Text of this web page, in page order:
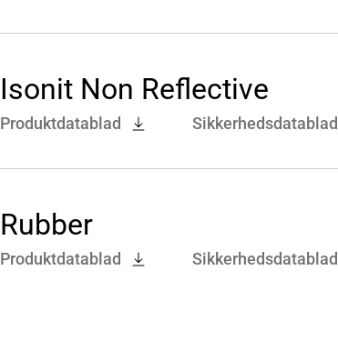
Isonit Non Reflective
Produktdatablad Sikkerhedsdatablad
Rubber
Produktdatablad Sikkerhedsdatablad